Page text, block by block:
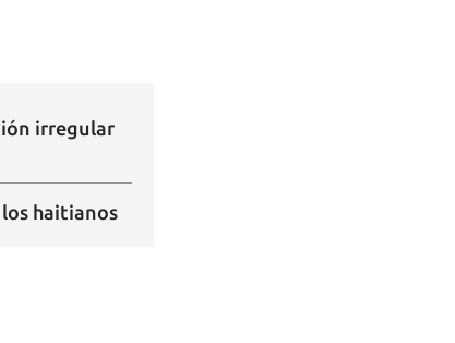
irregular
haitianos